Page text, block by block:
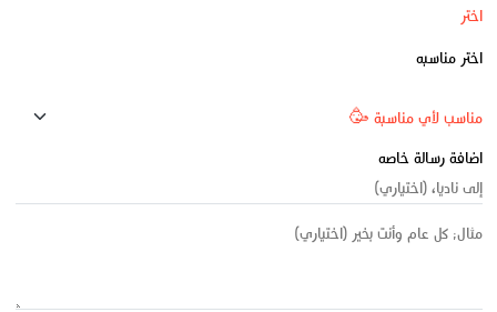
اختر مناسبه
اضافة رسالة خاصه